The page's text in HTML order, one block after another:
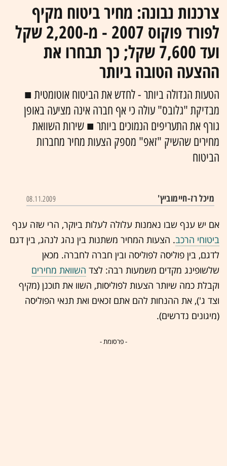
צרכנות נבונה: מחיר ביטוח מקיף
לפורד פוקוס 2007 - מ-2,200 שקל
ועד 7,600 שקל; כך תבחרו את
ההצעה הטובה ביותר
הטעות הגדולה ביותר - לחדש את הביטוח אוטומטית ■
מבדיקת "גלובס" עולה כי אף חברה אינה מציעה באופן
גורף את התעריפים הנמוכים ביותר ■ שירות השוואת
מחירים שהשיק "זאפ" מספק הצעות מחיר מחברות
הביטוח
מיכל רז-חיימוביץ' 08.11.2009
אם יש ענף שבו נאמנות עלולה לעלות ביוקר, הרי שזה ענף
ביטוחי הרכב. הצעות המחיר משתנות בין נהג לנהג, בין דגם
לדגם, בין פוליסה לפוליסה ובין חברה לחברה. מכאן
שלשופינג מקדים משמעות רבה: לצד השוואת מחירים
וקבלת כמה שיותר הצעות לפוליסות, השוו את תוכנן (מקיף
וצד ג'), את ההנחות להם אתם זכאים ואת תנאי הפוליסה
(מיגונים נדרשים).
- פרסומת -